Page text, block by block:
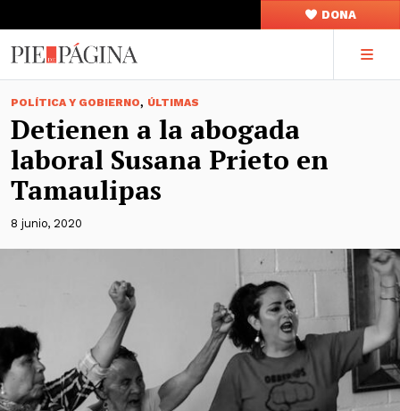
DONA
POLÍTICA Y GOBIERNO, ÚLTIMAS
Detienen a la abogada
laboral Susana Prieto en
Tamaulipas
8 junio, 2020